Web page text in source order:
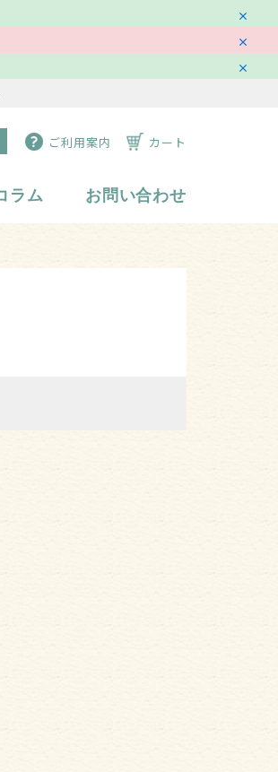
ご利用案内 カート
ラム お問い合わせ